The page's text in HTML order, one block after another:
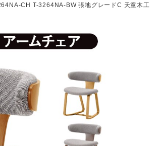
CH T-3264NA-BW 張地グレードC 天童木工